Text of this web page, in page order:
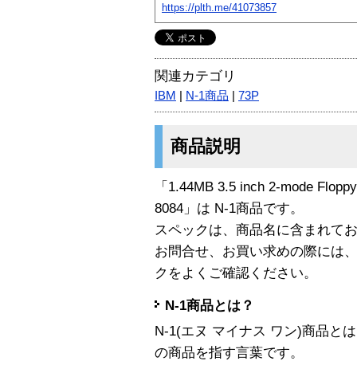
https://plth.me/41073857
関連カテゴリ
IBM N-1商品 73P
商品説明
「1.44MB 3.5 inch 2-mode
8084」は N-1商品です。
スペックは、商品名に含まれて
お問合せ、お買い求めの際には
クをよくご確認ください。
N-1商品とは？
N-1(エヌ マイナス ワン)商品と
の商品を指す言葉です。